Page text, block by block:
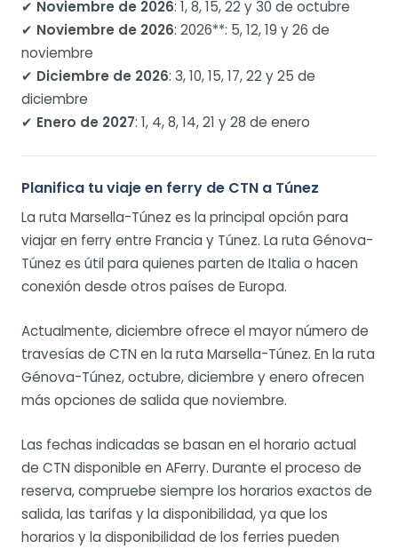
✔ Noviembre de 2026: 1, 8, 15, 22 y 30 de octubre
✔ Noviembre de 2026: 2026**: 5, 12, 19 y 26 de
noviembre
✔ Diciembre de 2026: 3, 10, 15, 17, 22 y 25 de
diciembre
✔ Enero de 2027: 1, 4, 8, 14, 21 y 28 de enero
Planifica tu viaje en ferry de CTN a Túnez
La ruta Marsella-Túnez es la principal opción para
viajar en ferry entre Francia y Túnez. La ruta Génova-
Túnez es útil para quienes parten de Italia o hacen
conexión desde otros países de Europa.
Actualmente, diciembre ofrece el mayor número de
travesías de CTN en la ruta Marsella-Túnez. En la ruta
Génova-Túnez, octubre, diciembre y enero ofrecen
más opciones de salida que noviembre.
Las fechas indicadas se basan en el horario actual
de CTN disponible en AFerry. Durante el proceso de
reserva, compruebe siempre los horarios exactos de
salida, las tarifas y la disponibilidad, ya que los
horarios y la disponibilidad de los ferries pueden